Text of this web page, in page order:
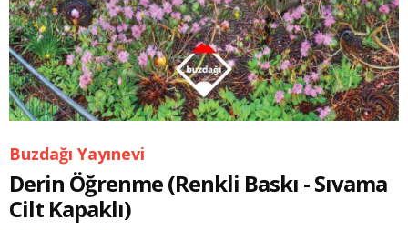
Buzdağı Yayınevi
Derin Öğrenme (Renkli Baskı - Sıvama
Cilt Kapaklı)